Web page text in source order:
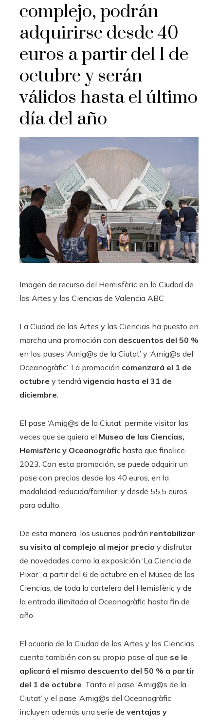
complejo, podrán
adquirirse desde 40
euros a partir del 1 de
octubre y serán
válidos hasta el último
día del año
Imagen de recurso del Hemisfèric en la Ciudad de
las Artes y las Ciencias de Valencia ABC
La Ciudad de las Artes y las Ciencias ha puesto en
marcha una promoción con descuentos del 50 %
en los pases ‘Amig@s de la Ciutat’ y ‘Amig@s del
Oceanogràfic’. La promoción comenzará el 1 de
octubre y tendrá vigencia hasta el 31 de
diciembre.
El pase ‘Amig@s de la Ciutat’ permite visitar las
veces que se quiera el Museo de las Ciencias,
Hemisfèric y Oceanogràfic hasta que finalice
2023. Con esta promoción, se puede adquirir un
pase con precios desde los 40 euros, en la
modalidad reducida/familiar, y desde 55,5 euros
para adulto.
De esta manera, los usuarios podrán rentabilizar
su visita al complejo al mejor precio y disfrutar
de novedades como la exposición ‘La Ciencia de
Pixar’, a partir del 6 de octubre en el Museo de las
Ciencias, de toda la cartelera del Hemisfèric y de
la entrada ilimitada al Oceanogràfic hasta fin de
año.
El acuario de la Ciudad de las Artes y las Ciencias
cuenta también con su propio pase al que se le
aplicará el mismo descuento del 50 % a partir
del 1 de octubre. Tanto el pase ‘Amig@s de la
Ciutat’ y el pase ‘Amig@s del Oceanogràfic’
incluyen además una serie de ventajas y